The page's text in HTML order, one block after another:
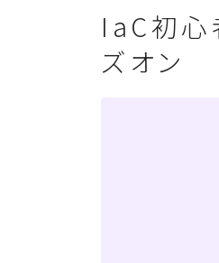
IaC初
ズオン